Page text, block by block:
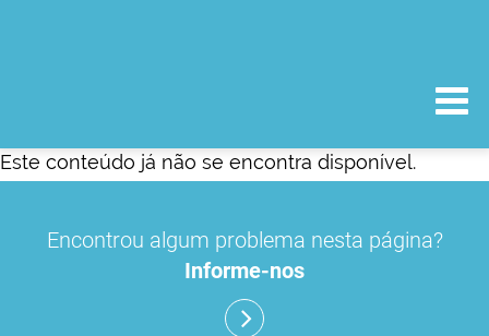
Este conteúdo já não se encontra disponível.
Encontrou algum problema nesta página?
Informe-nos